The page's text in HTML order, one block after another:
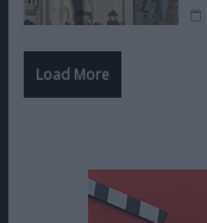
Load More